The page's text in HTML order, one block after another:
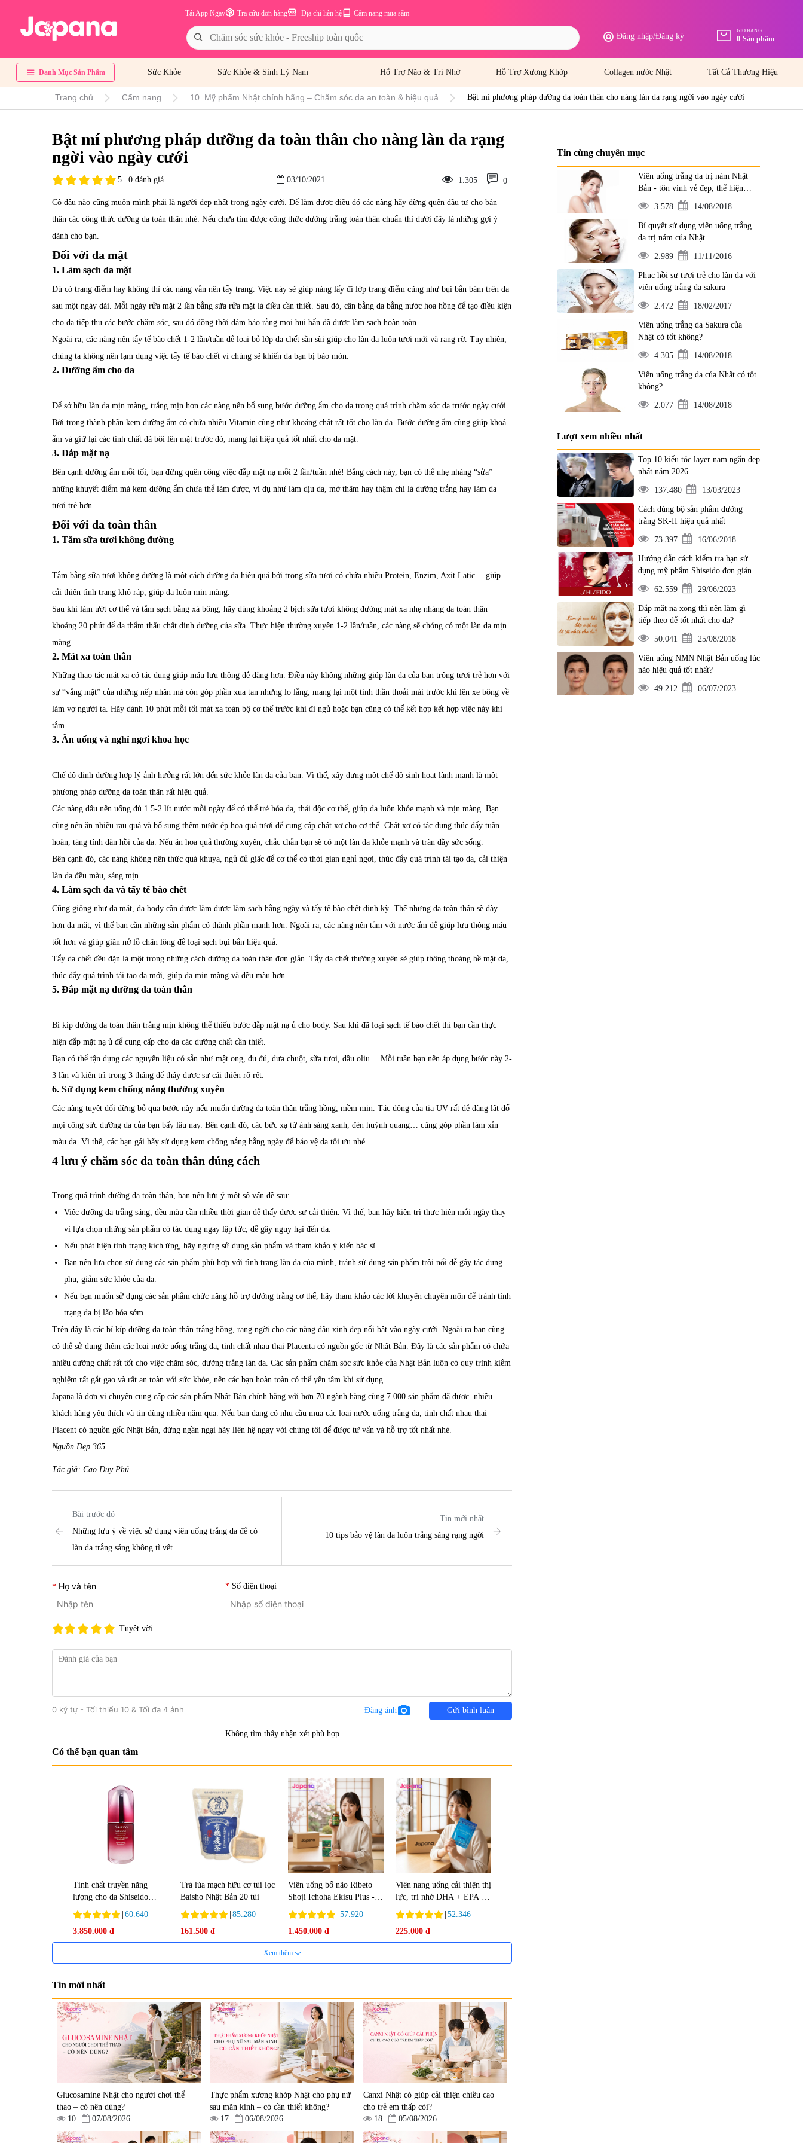
Cẩm nang mua sắm
Địa chỉ liên hệ
Tra cứu đơn hàng
Tải App Ngay
Đăng nhập/Đăng ký
GIỎ HÀNG
0 Sản phẩm
Danh Mục Sản Phẩm Sức Khỏe Sức Khỏe & Sinh Lý Nam Hỗ Trợ Não & Trí Nhớ Hỗ Trợ Xương Khớp Collagen nước Nhật Tất Cả Thương Hiệu
Trang chủ Cẩm nang 10. Mỹ phẩm Nhật chính hãng – Chăm sóc da an toàn & hiệu quả Bật mí phương pháp dưỡng da toàn thân cho nàng làn da rạng ngời vào ngày cưới
Bật mí phương pháp dưỡng da toàn thân cho nàng làn da rạng
ngời vào ngày cưới
5 | 0 đánh giá 03/10/2021 1.305 0
Cô dâu nào cũng muốn mình phải là người đẹp nhất trong ngày cưới. Để làm được điều đó các nàng hãy đừng quên đầu tư cho bản
thân các công thức dưỡng da toàn thân nhé. Nếu chưa tìm được công thức dưỡng trắng toàn thân chuẩn thì dưới đây là những gợi ý
dành cho bạn.
Đối với da mặt
1. Làm sạch da mặt
Dù có trang điểm hay không thì các nàng vẫn nên tẩy trang. Việc này sẽ giúp nàng lấy đi lớp trang điểm cũng như bụi bẩn bám trên da
sau một ngày dài. Mỗi ngày rửa mặt 2 lần bằng sữa rửa mặt là điều cần thiết. Sau đó, cân bằng da bằng nước hoa hồng để tạo điều kiện
cho da tiếp thu các bước chăm sóc, sau đó đồng thời đảm bảo rằng mọi bụi bẩn đã được làm sạch hoàn toàn.
Ngoài ra, các nàng nên tẩy tế bào chết 1-2 lần/tuần để loại bỏ lớp da chết sần sùi giúp cho làn da luôn tươi mới và rạng rỡ. Tuy nhiên,
chúng ta không nên lạm dụng việc tẩy tế bào chết vì chúng sẽ khiến da bạn bị bào mòn.
2. Dưỡng ẩm cho da
Để sở hữu làn da mịn màng, trắng mịn hơn các nàng nên bổ sung bước dưỡng ẩm cho da trong quá trình chăm sóc da trước ngày cưới.
Bởi trong thành phần kem dưỡng ẩm có chứa nhiều Vitamin cũng như khoáng chất rất tốt cho làn da. Bước dưỡng ẩm cũng giúp khoá
ẩm và giữ lại các tinh chất đã bôi lên mặt trước đó, mang lại hiệu quả tốt nhất cho da mặt.
3. Đắp mặt nạ
Bên cạnh dưỡng ẩm mỗi tối, bạn đừng quên công việc đắp mặt nạ mỗi 2 lần/tuần nhé! Bằng cách này, bạn có thể nhẹ nhàng “sửa”
những khuyết điểm mà kem dưỡng ẩm chưa thể làm được, ví dụ như làm dịu da, mờ thâm hay thậm chí là dưỡng trắng hay làm da
tươi trẻ hơn.
Đối với da toàn thân
1. Tắm sữa tươi không đường
Tắm bằng sữa tươi không đường là một cách dưỡng da hiệu quả bởi trong sữa tươi có chứa nhiều Protein, Enzim, Axit Latic… giúp
cải thiện tình trạng khô ráp, giúp da luôn mịn màng.
Sau khi làm ướt cơ thể và tắm sạch bằng xà bông, hãy dùng khoảng 2 bịch sữa tươi không đường mát xa nhẹ nhàng da toàn thân
khoảng 20 phút để da thẩm thấu chất dinh dưỡng của sữa. Thực hiện thường xuyên 1-2 lần/tuần, các nàng sẽ chóng có một làn da mịn
màng.
2. Mát xa toàn thân
Những thao tác mát xa có tác dụng giúp máu lưu thông dễ dàng hơn. Điều này không những giúp làn da của bạn trông tươi trẻ hơn với
sự “vắng mặt” của những nếp nhăn mà còn góp phần xua tan nhưng lo lắng, mang lại một tinh thần thoải mái trước khi lên xe bông về
làm vợ người ta. Hãy dành 10 phút mỗi tối mát xa toàn bộ cơ thế trước khi đi ngủ hoặc bạn cũng có thể kết hợp kết hợp việc này khi
tắm.
3. Ăn uống và nghỉ ngơi khoa học
Chế độ dinh dưỡng hợp lý ảnh hưởng rất lớn đến sức khỏe làn da của bạn. Vì thế, xây dựng một chế độ sinh hoạt lành mạnh là một
phương pháp dưỡng da toàn thân rất hiệu quả.
Các nàng dâu nên uống đủ 1.5-2 lít nước mỗi ngày để có thể trẻ hóa da, thải độc cơ thể, giúp da luôn khỏe mạnh và mịn màng. Bạn
cũng nên ăn nhiều rau quả và bổ sung thêm nước ép hoa quả tươi để cung cấp chất xơ cho cơ thể. Chất xơ có tác dụng thúc đẩy tuần
hoàn, tăng tính đàn hồi của da. Nếu ăn hoa quả thường xuyên, chắc chắn bạn sẽ có một làn da khỏe mạnh và tràn đầy sức sống.
Bên cạnh đó, các nàng không nên thức quá khuya, ngủ đủ giấc để cơ thể có thời gian nghỉ ngơi, thúc đẩy quá trình tái tạo da, cải thiện
làn da đều màu, sáng mịn.
4. Làm sạch da và tẩy tế bào chết
Cũng giống như da mặt, da body cần được làm được làm sạch hằng ngày và tẩy tế bào chết định kỳ. Thế nhưng da toàn thân sẽ dày
hơn da mặt, vì thế bạn cần những sản phẩm có thành phần mạnh hơn. Ngoài ra, các nàng nên tắm với nước ấm để giúp lưu thông máu
tốt hơn và giúp giãn nở lỗ chân lông để loại sạch bụi bẩn hiệu quả.
Tẩy da chết đều đặn là một trong những cách dưỡng da toàn thân đơn giản. Tẩy da chết thường xuyên sẽ giúp thông thoáng bề mặt da,
thúc đẩy quá trình tái tạo da mới, giúp da mịn màng và đều màu hơn.
5. Đắp mặt nạ dưỡng da toàn thân
Bí kíp dưỡng da toàn thân trắng mịn không thể thiếu bước đắp mặt nạ ủ cho body. Sau khi đã loại sạch tế bào chết thì bạn cần thực
hiện đắp mặt nạ ủ để cung cấp cho da các dưỡng chất cần thiết.
Bạn có thể tận dụng các nguyên liệu có sẵn như mật ong, đu đủ, dưa chuột, sữa tươi, dầu oliu… Mỗi tuần bạn nên áp dụng bước này 2-
3 lần và kiên trì trong 3 tháng để thấy được sự cải thiện rõ rệt.
6. Sử dụng kem chống nắng thường xuyên
Các nàng tuyệt đối đừng bỏ qua bước này nếu muốn dưỡng da toàn thân trắng hồng, mềm mịn. Tác động của tia UV rất dễ dàng lật đổ
mọi công sức dưỡng da của bạn bấy lâu nay. Bên cạnh đó, các bức xạ từ ánh sáng xanh, đèn huỳnh quang… cũng góp phần làm xỉn
màu da. Vì thế, các bạn gái hãy sử dụng kem chống nắng hằng ngày để bảo vệ da tối ưu nhé.
4 lưu ý chăm sóc da toàn thân đúng cách
Trong quá trình dưỡng da toàn thân, bạn nên lưu ý một số vấn đề sau:
Việc dưỡng da trắng sáng, đều màu cần nhiều thời gian để thấy được sự cải thiện. Vì thế, bạn hãy kiên trì thực hiện mỗi ngày thay
vì lựa chọn những sản phẩm có tác dụng ngay lập tức, dễ gây nguy hại đến da.
Nếu phát hiện tình trạng kích ứng, hãy ngưng sử dụng sản phẩm và tham khảo ý kiến bác sĩ.
Bạn nên lựa chọn sử dụng các sản phẩm phù hợp với tình trạng làn da của mình, tránh sử dụng sản phẩm trôi nổi dễ gây tác dụng
phụ, giảm sức khỏe của da.
Nếu bạn muốn sử dụng các sản phẩm chức năng hỗ trợ dưỡng trắng cơ thể, hãy tham khảo các lời khuyên chuyên môn để tránh tình
trạng da bị lão hóa sớm.
Trên đây là các bí kíp dưỡng da toàn thân trắng hồng, rạng ngời cho các nàng dâu xinh đẹp nổi bật vào ngày cưới. Ngoài ra bạn cũng
có thể sử dụng thêm các loại nước uống trắng da , tinh chất nhau thai Placenta có nguồn gốc từ Nhật Bản. Đây là các sản phẩm có chứa
nhiều dưỡng chất rất tốt cho việc chăm sóc, dưỡng trắng làn da. Các sản phẩm chăm sóc sức khỏe của Nhật Bản luôn có quy trình kiểm
nghiệm rất gắt gao và rất an toàn với sức khỏe, nên các bạn hoàn toàn có thể yên tâm khi sử dụng.
Japana là đơn vị chuyên cung cấp các sản phẩm Nhật Bản chính hãng với hơn 70 ngành hàng cùng 7.000 sản phẩm đã được nhiều
khách hàng yêu thích và tin dùng nhiều năm qua. Nếu bạn đang có nhu cầu mua các loại nước uống trắng da, tinh chất nhau thai
Placent có nguồn gốc Nhật Bản, đừng ngần ngại hãy liên hệ ngay với chúng tôi để được tư vấn và hỗ trợ tốt nhất nhé.
Nguồn Đẹp 365
Tác giả: Cao Duy Phú
Bài trước đó
Những lưu ý về việc sử dụng viên uống trắng da để có
làn da trắng sáng không tì vết
Tin mới nhất
10 tips bảo vệ làn da luôn trắng sáng rạng ngời
Họ và tên Số điện thoại
Tuyệt vời
0 ký tự - Tối thiểu 10 & Tối đa 4 ảnh Đăng ảnh photo_camera Gửi bình luận
Không tìm thấy nhận xét phù hợp
Có thể bạn quan tâm
Tinh chất truyền năng
lượng cho da Shiseido
Ultimune Power 75ml
60.640
3.850.000 đ
Trà lúa mạch hữu cơ túi lọc
Baisho Nhật Bản 20 túi
85.280
161.500 đ
Viên uống bổ não Ribeto
Shoji Ichoha Ekisu Plus -
90 viên
57.920
1.450.000 đ
Viên nang uống cải thiện thị
lực, trí nhớ DHA + EPA +
Flaxseed Oil 30 viên/gói -
Date 02/2027
52.346
225.000 đ
Tẩy tế bào chết Nichiei
Bussan Nano NMN+
Peeling Gel Luxury 200g
1.490.000 đ
Viên uống hỗ trợ bền thành
mạch, ngừa tai biến Elastin
Plus & Nattokinase Hokoen
80 viên
980.000 đ
Viên uống bổ gan Ribeto
Shoji Hepaclean 60 viên
690.000 đ
Viên uống hỗ trợ cải thiện
thoát vị đĩa đệm Kyoto Has
30 viên
1.600.000 đ
Xem thêm
Tin mới nhất
Glucosamine Nhật cho người chơi thể
thao – có nên dùng?
10
07/08/2026
Thực phẩm xương khớp Nhật cho phụ nữ
sau mãn kinh – có cần thiết không?
17
06/08/2026
Canxi Nhật có giúp cải thiện chiều cao
cho trẻ em thấp còi?
18
05/08/2026
Tin cùng chuyên mục
Viên uống trắng da trị nám Nhật
Bản - tôn vinh vẻ đẹp, thể hiện
đẳng cấp
3.578 14/08/2018
Bí quyết sử dụng viên uống trắng
da trị nám của Nhật
2.989 11/11/2016
Phục hồi sự tươi trẻ cho làn da với
viên uống trắng da sakura
2.472 18/02/2017
Viên uống trắng da Sakura của
Nhật có tốt không?
4.305 14/08/2018
Viên uống trắng da của Nhật có tốt
không?
2.077 14/08/2018
Lượt xem nhiều nhất
Top 10 kiểu tóc layer nam ngắn đẹp
nhất năm 2026
137.480 13/03/2023
Cách dùng bộ sản phẩm dưỡng
trắng SK-II hiệu quả nhất
73.397 16/06/2018
Hướng dẫn cách kiểm tra hạn sử
dụng mỹ phẩm Shiseido đơn giản
nhất
62.559 29/06/2023
Đắp mặt nạ xong thì nên làm gì
tiếp theo để tốt nhất cho da?
50.041 25/08/2018
Viên uống NMN Nhật Bản uống lúc
nào hiệu quả tốt nhất?
49.212 06/07/2023